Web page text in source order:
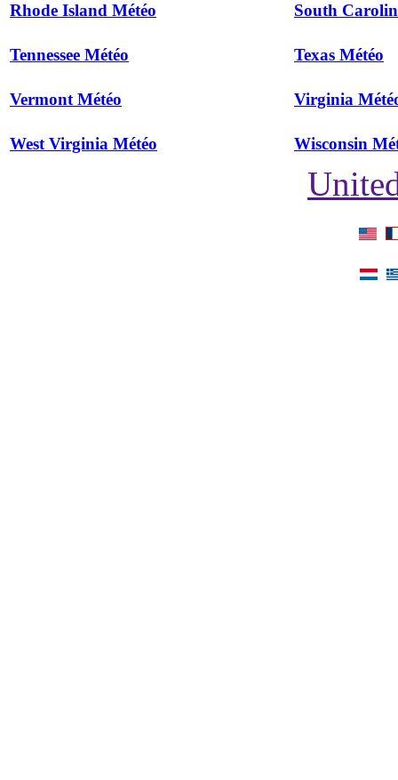
Rhode Island Météo South
Tennessee Météo Texas Météo
Vermont Météo Virginia
West Virginia Météo Wisconsin